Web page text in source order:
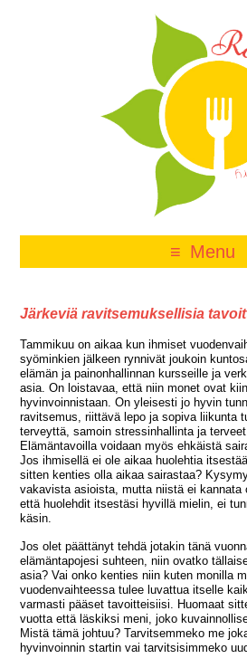
Menu
Järkeviä ravitsemuksellisia
Tammikuu on aikaa kun ihmiset
syöminkien jälkeen rynnivät joukoin
elämän ja painonhallinnan kursseille ja
asia. On loistavaa, että niin monet ovat
hyvinvoinnistaan. On yleisesti jo hyvin
ravitsemus, riittävä lepo ja sopiva liikunta
terveyttä, samoin stressinhallinta ja
Elämäntavoilla voidaan myös ehkäistä
Jos ihmisellä ei ole aikaa huolehtia
sitten kenties olla aikaa sairastaa?
vakavista asioista, mutta niistä ei kannata
että huolehdit itsestäsi hyvillä mielin, ei
käsin.
Jos olet päättänyt tehdä jotakin tänä
elämäntapojesi suhteen, niin ovatko
asia? Vai onko kenties niin kuten monilla
vuodenvaihteessa tulee luvattua itselle
varmasti pääset tavoitteisiisi. Huomaat
vuotta että läskiksi meni, joko
Mistä tämä johtuu? Tarvitsemmeko me
hyvinvoinnin startin vai tarvitsisimmeko